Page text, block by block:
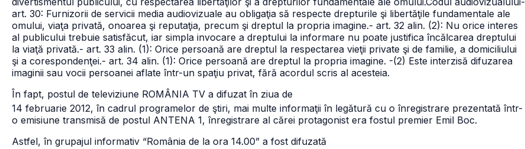
art. 30: Furnizorii de servicii media audiovizuale au obligaţia să respecte drepturile şi libertăţile fundamentale ale
omului, viaţa privată, onoarea şi reputaţia, precum şi dreptul la propria imagine.- art. 32 alin. (2): Nu orice interes
al publicului trebuie satisfăcut, iar simpla invocare a dreptului la informare nu poate justifica încălcarea dreptului
la viaţă privată.- art. 33 alin. (1): Orice persoană are dreptul la respectarea vieţii private şi de familie, a domiciliului
şi a corespondenţei.- art. 34 alin. (1): Orice persoană are dreptul la propria imagine. -(2) Este interzisă difuzarea
imaginii sau vocii persoanei aflate într-un spaţiu privat, fără acordul scris al acesteia.
În fapt, postul de televiziune ROMÂNIA TV a difuzat în ziua de
14 februarie 2012, în cadrul programelor de ştiri, mai multe informaţii în legătură cu o înregistrare prezentată într-
o emisiune transmisă de postul ANTENA 1, înregistrare al cărei protagonist era fostul premier Emil Boc.
Astfel, în grupajul informativ “România de la ora 14.00” a fost difuzată